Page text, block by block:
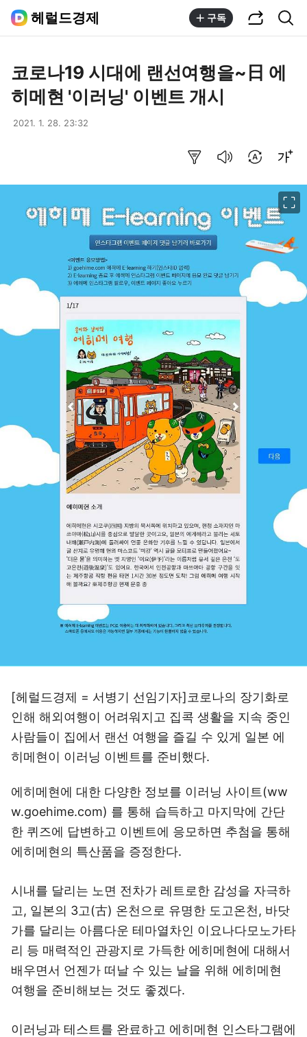
헤럴드경제 구독
코로나19 시대에 랜선여행을~日 에
히메현 '이러닝' 이벤트 개시
2021. 1. 28. 23:32
[헤럴드경제 = 서병기 선임기자]코로나의 장기화로
인해 해외여행이 어려워지고 집콕 생활을 지속 중인
사람들이 집에서 랜선 여행을 즐길 수 있게 일본 에
히메현이 이러닝 이벤트를 준비했다.
에히메현에 대한 다양한 정보를 이러닝 사이트(ww
w.goehime.com) 를 통해 습득하고 마지막에 간단
한 퀴즈에 답변하고 이벤트에 응모하면 추첨을 통해
에히메현의 특산품을 증정한다.
시내를 달리는 노면 전차가 레트로한 감성을 자극하
고, 일본의 3고(古) 온천으로 유명한 도고온천, 바닷
가를 달리는 아름다운 테마열차인 이요나다모노가타
리 등 매력적인 관광지로 가득한 에히메현에 대해서
배우면서 언젠가 떠날 수 있는 날을 위해 에히메현
여행을 준비해보는 것도 좋겠다.
이러닝과 테스트를 완료하고 에히메현 인스타그램에